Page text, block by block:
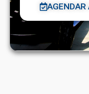
AGENDAR